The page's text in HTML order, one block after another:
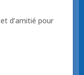
d’amitié pour